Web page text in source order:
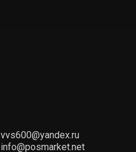
vvs600@yandex.ru
info@posmarket.net